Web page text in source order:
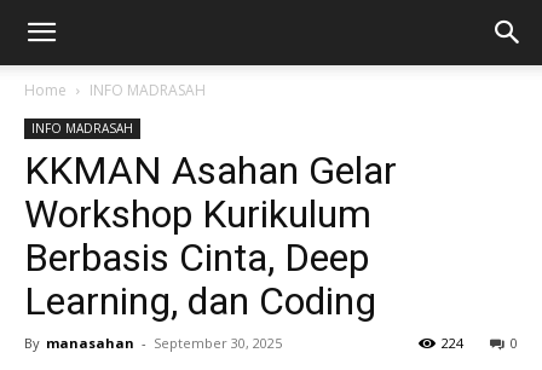
Home INFO MADRASAH
INFO MADRASAH
KKMAN Asahan Gelar
Workshop Kurikulum
Berbasis Cinta, Deep
Learning, dan Coding
By manasahan - September 30, 2025 0
224